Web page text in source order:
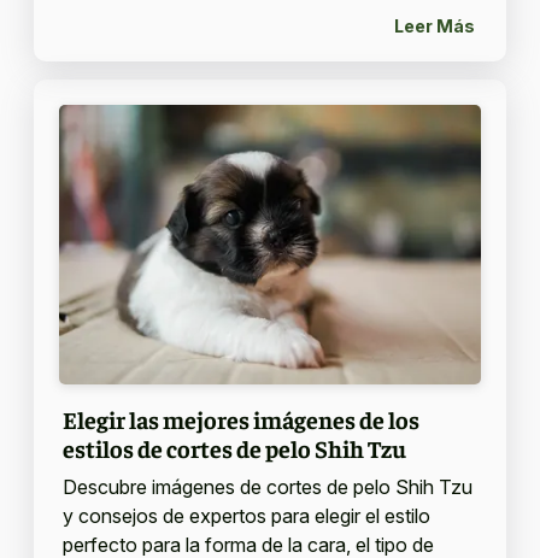
Leer Más
Elegir las mejores imágenes de los
estilos de cortes de pelo Shih Tzu
Descubre imágenes de cortes de pelo Shih Tzu
y consejos de expertos para elegir el estilo
perfecto para la forma de la cara, el tipo de